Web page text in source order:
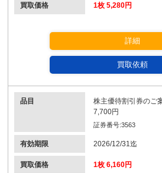
買取価格 1枚 5,280円
詳細
買取依頼
品目
株主優待割引券のご
7,700円
証券番号:3563
有効期限 2026/12/31迄
買取価格 1枚 6,160円